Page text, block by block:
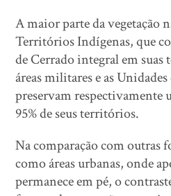
A maior parte da vegetação
Territórios Indígenas, que
de Cerrado integral em suas
áreas militares e as
preservam respectivamente
95% de seus territórios.
Na comparação com outras
como áreas urbanas, onde
permanece em pé, o